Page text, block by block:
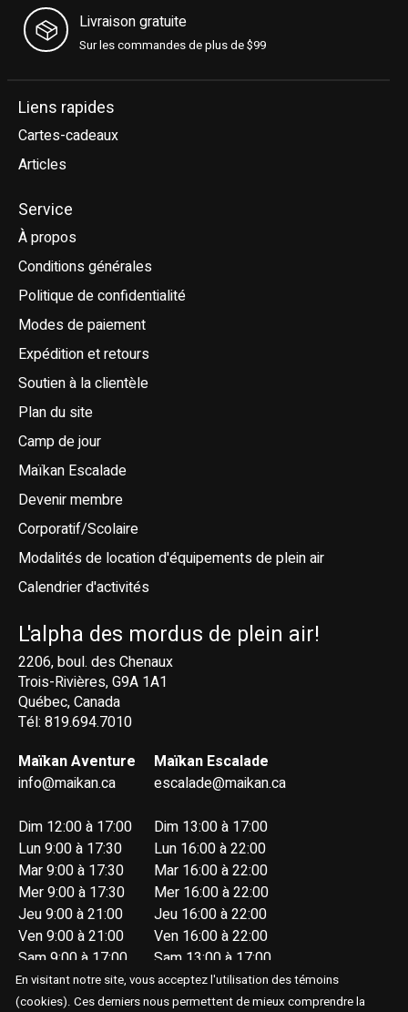
Livraison gratuite
Sur les commandes de plus de $99
Liens rapides
Cartes-cadeaux
Articles
Service
À propos
Conditions générales
Politique de confidentialité
Modes de paiement
Expédition et retours
Soutien à la clientèle
Plan du site
Camp de jour
Maïkan Escalade
Devenir membre
Corporatif/Scolaire
Modalités de location d'équipements de plein air
Calendrier d'activités
L'alpha des mordus de plein air!
2206, boul. des Chenaux
Trois-Rivières, G9A 1A1
Québec, Canada
Tél: 819.694.7010
Maïkan Aventure
info@maikan.ca
Dim 12:00 à 17:00
Lun 9:00 à 17:30
Mar 9:00 à 17:30
Mer 9:00 à 17:30
Jeu 9:00 à 21:00
Ven 9:00 à 21:00
Sam 9:00 à 17:00
Maïkan Escalade
escalade@maikan.ca
Dim 13:00 à 17:00
Lun 16:00 à 22:00
Mar 16:00 à 22:00
Mer 16:00 à 22:00
Jeu 16:00 à 22:00
Ven 16:00 à 22:00
Sam 13:00 à 17:00
En visitant notre site, vous acceptez l'utilisation des témoins
(cookies). Ces derniers nous permettent de mieux comprendre la